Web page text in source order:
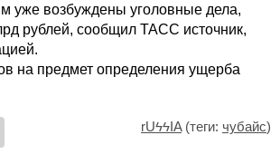
уже возбуждены уголовные дела,
рублей, сообщил ТАСС источник,
на предмет определения ущерба
rUϟϟIA(теги: чубайс)